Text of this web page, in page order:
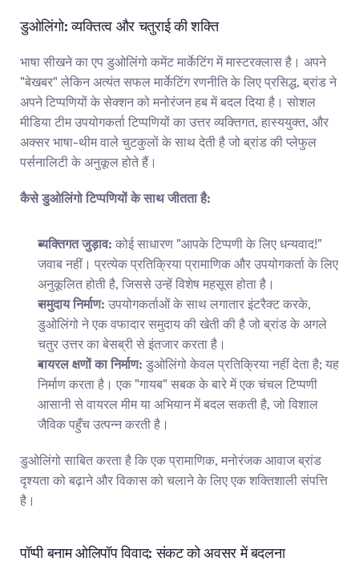
डुओलिंगो: व्यक्तित्व और चतुराई की शक्ति
भाषा सीखने का एप डुओलिंगो कमेंट मार्केटिंग में मास्टरक्लास है। अपने
"बेखबर" लेकिन अत्यंत सफल मार्केटिंग रणनीति के लिए प्रसिद्ध, ब्रांड ने
अपने टिप्पणियों के सेक्शन को मनोरंजन हब में बदल दिया है। सोशल
मीडिया टीम उपयोगकर्ता टिप्पणियों का उत्तर व्यक्तिगत, हास्ययुक्त, और
अक्सर भाषा-थीम वाले चुटकुलों के साथ देती है जो ब्रांड की प्लेफुल
पर्सनालिटी के अनुकूल होते हैं।
कैसे डुओलिंगो टिप्पणियों के साथ जीतता है:
व्यक्तिगत जुड़ाव: कोई साधारण "आपके टिप्पणी के लिए धन्यवाद!"
जवाब नहीं। प्रत्येक प्रतिक्रिया प्रामाणिक और उपयोगकर्ता के लिए
अनुकूलित होती है, जिससे उन्हें विशेष महसूस होता है।
समुदाय निर्माण: उपयोगकर्ताओं के साथ लगातार इंटरैक्ट करके,
डुओलिंगो ने एक वफादार समुदाय की खेती की है जो ब्रांड के अगले
चतुर उत्तर का बेसब्री से इंतजार करता है।
वायरल क्षणों का निर्माण: डुओलिंगो केवल प्रतिक्रिया नहीं देता है; यह
निर्माण करता है। एक "गायब" सबक के बारे में एक चंचल टिप्पणी
आसानी से वायरल मीम या अभियान में बदल सकती है, जो विशाल
जैविक पहुँच उत्पन्न करती है।
डुओलिंगो साबित करता है कि एक प्रामाणिक, मनोरंजक आवाज ब्रांड
दृश्यता को बढ़ाने और विकास को चलाने के लिए एक शक्तिशाली संपत्ति
है।
पॉप्पी बनाम ओलिपॉप विवाद: संकट को अवसर में बदलना